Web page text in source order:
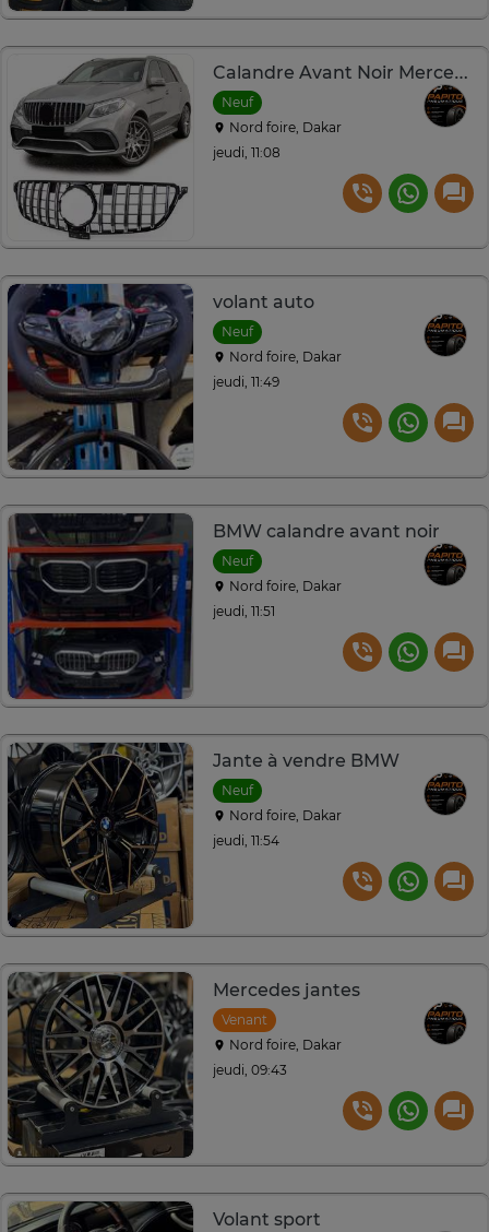
Calandre Avant Noir Mercedes AMG GLE
Neuf
Nord foire, Dakar
jeudi, 11:08
volant auto
Neuf
Nord foire, Dakar
jeudi, 11:49
BMW calandre avant noir
Neuf
Nord foire, Dakar
jeudi, 11:51
Jante à vendre BMW
Neuf
Nord foire, Dakar
jeudi, 11:54
Mercedes jantes
Venant
Nord foire, Dakar
jeudi, 09:43
Volant sport